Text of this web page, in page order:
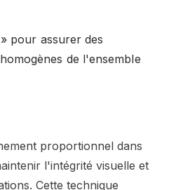
pour assurer des
de l'ensemble
proportionnel dans
l'intégrité visuelle et
Cette technique